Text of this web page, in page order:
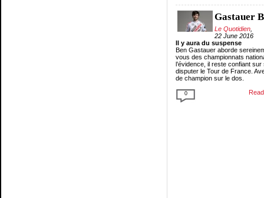
Gastauer
Le Quotidien
22 June 2016
Il y aura du suspense
Ben Gastauer aborde
vous des championnats
l’évidence, il reste confiant
disputer le Tour de France.
de champion sur le dos.
0